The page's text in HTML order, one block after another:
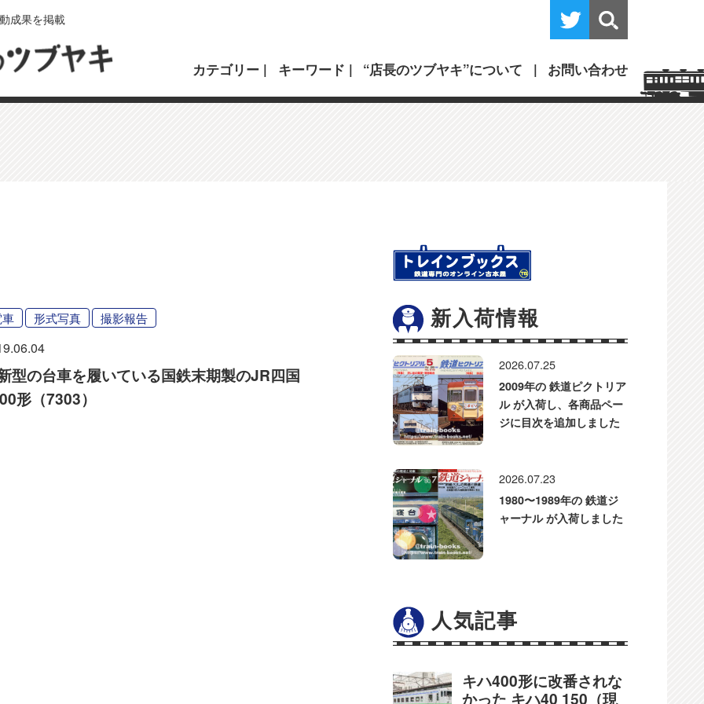
成果を掲載
カテゴリー キーワード “店長のツブヤキ”について お問い合わせ
形式写真 撮影報告
型の台車を履いている国鉄末期製のJR四国
形（7303）
新入荷情報
2026.07.25
2009年の 鉄道ピクトリア
ル が入荷し、各商品ペー
ジに目次を追加しました
2026.07.23
1980〜1989年の 鉄道ジ
ャーナル が入荷しました
人気記事